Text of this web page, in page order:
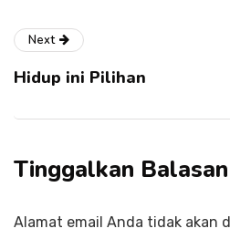
Next
Hidup ini Pilihan
Tinggalkan Balasan
Alamat email Anda tidak akan